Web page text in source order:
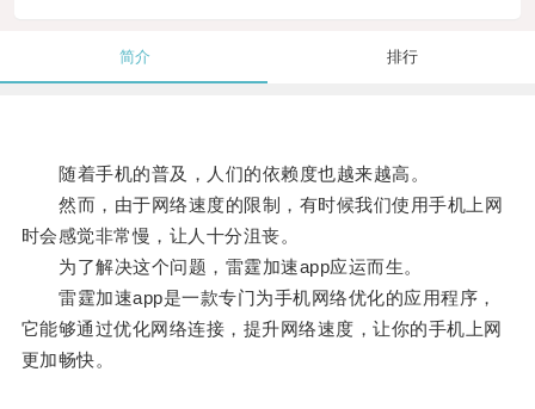
简介 排行
随着手机的普及，人们的依赖度也越来越高。
然而，由于网络速度的限制，有时候我们使用手机上网
时会感觉非常慢，让人十分沮丧。
为了解决这个问题，雷霆加速app应运而生。
雷霆加速app是一款专门为手机网络优化的应用程序，
它能够通过优化网络连接，提升网络速度，让你的手机上网
更加畅快。